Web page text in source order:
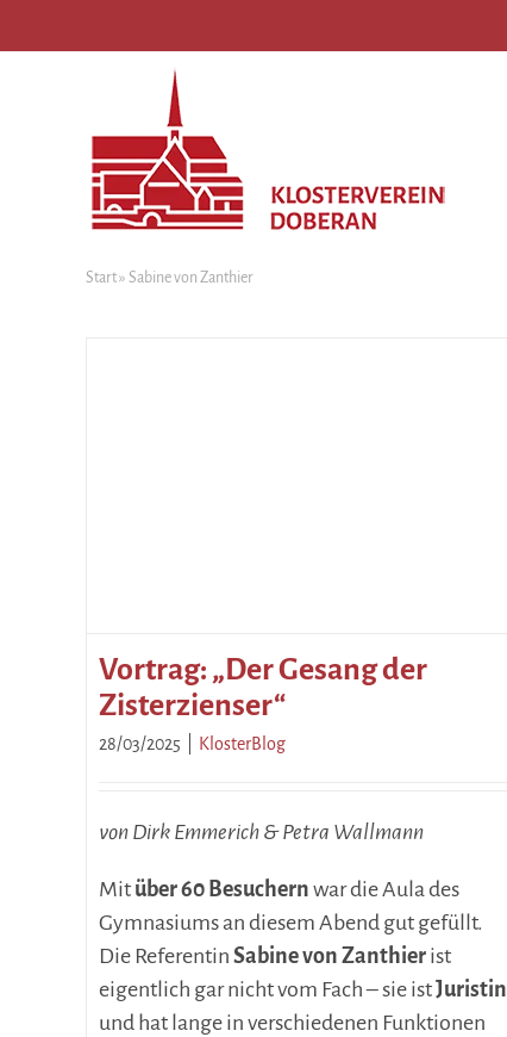
Start» Sabine von Zanthier
Vortrag: „Der Gesang der
Zisterzienser“
28/03/2025 KlosterBlog
von Dirk Emmerich & Petra Wallmann
Mit über 60 Besuchern war die Aula des
Gymnasiums an diesem Abend gut gefüllt.
Die Referentin Sabine von Zanthier ist
eigentlich gar nicht vom Fach – sie istJuristin
und hat lange in verschiedenen Funktionen